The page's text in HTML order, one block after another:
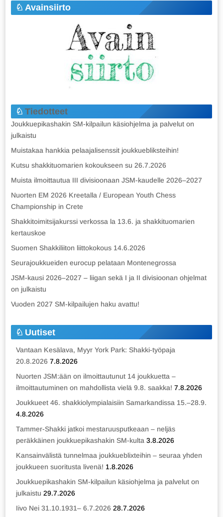
Avainsiirto
Tiedotteet
Joukkuepikashakin SM-kilpailun käsiohjelma ja palvelut on
julkaistu
Muistakaa hankkia pelaajalisenssit joukkuebliksteihin!
Kutsu shakkituomarien kokoukseen su 26.7.2026
Muista ilmoittautua III divisioonaan JSM-kaudelle 2026–2027
Nuorten EM 2026 Kreetalla / European Youth Chess
Championship in Crete
Shakkitoimitsijakurssi verkossa la 13.6. ja shakkituomarien
kertauskoe
Suomen Shakkiliiton liittokokous 14.6.2026
Seurajoukkueiden eurocup pelataan Montenegrossa
JSM-kausi 2026–2027 – liigan sekä I ja II divisioonan ohjelmat
on julkaistu
Vuoden 2027 SM-kilpailujen haku avattu!
Uutiset
Vantaan Kesälava, Myyr York Park: Shakki-työpaja
20.8.2026 7.8.2026
Nuorten JSM:ään on ilmoittautunut 14 joukkuetta –
ilmoittautuminen on mahdollista vielä 9.8. saakka! 7.8.2026
Joukkueet 46. shakkiolympialaisiin Samarkandissa 15.–28.9.
4.8.2026
Tammer-Shakki jatkoi mestaruusputkeaan – neljäs
peräkkäinen joukkuepikashakin SM-kulta 3.8.2026
Kansainvälistä tunnelmaa joukkueblixteihin – seuraa yhden
joukkueen suoritusta livenä! 1.8.2026
Joukkuepikashakin SM-kilpailun käsiohjelma ja palvelut on
julkaistu 29.7.2026
Iivo Nei 31.10.1931– 6.7.2026 28.7.2026